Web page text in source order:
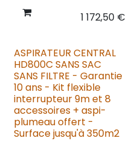
1 172,50€
ASPIRATEUR CENTRAL
HD800C SANS SAC
SANS FILTRE - Garantie
10 ans - Kit flexible
interrupteur 9m et 8
accessoires + aspi-
plumeau offert -
Surface jusqu'à 350m2